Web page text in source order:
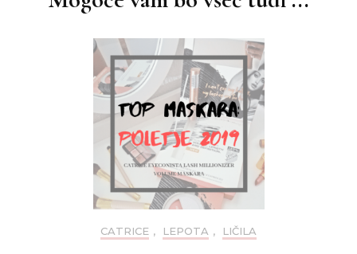
CATRICE , LEPOTA , LIČILA